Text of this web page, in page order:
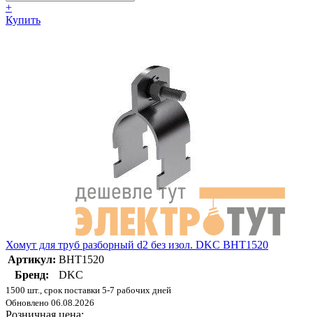
+
Купить
Хомут для труб разборный d2 без изол. DKC BHT1520
Артикул: BHT1520
Бренд:
DKC
1500 шт., срок поставки 5-7 рабочих дней
Обновлено 06.08.2026
Розничная цена: